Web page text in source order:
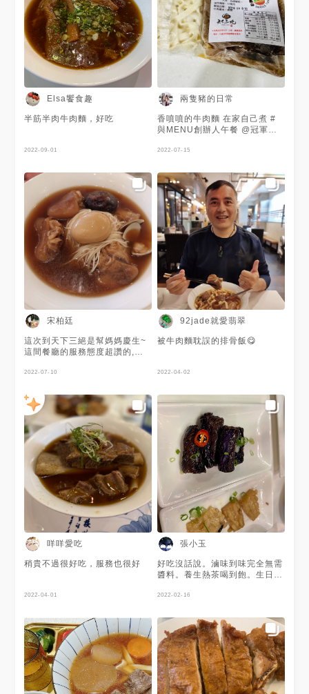
Elsa饗食趣
半筋半肉牛肉麵，好吃
2022-09-01
兩隻豬的日常
香噴噴的牛肉麵 在家自己煮 #
與MENU創辦人午餐 @冠軍王
克力 @wang Carol @幸珠 #七
2022-07-15
宋柏廷
這次到天下三絕是幫媽媽慶生~
這間餐廳的服務態度超讚的,這
料,和生日在那個月就會有卡片
喔~~~
2022-07-10
92jade就愛翡翠
被牛肉麵耽誤的排骨飯😋
2022-04-02
咩咩愛吃
稍貴不過很好吃，服務也很好
2022-04-01
張小玉
好吃沒話說。滷味到味完全無需
醬料。養生熱茶喝到飽。生日禮
也不爛糊。還有一旁的服務生為
日快樂歌ㄡ）。好店值得一試。
親切有禮貌的服務人員。可用電
子支付。
2022-02-16